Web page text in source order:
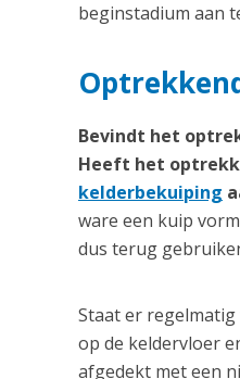
beginstadium aan
Bevindt het
Heeft het
kelderbekuiping
ware een kuip
dus terug
Staat er
op de keldervloer
afgedekt met een